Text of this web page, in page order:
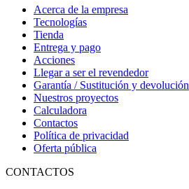
Acerca de la empresa
Tecnologías
Tienda
Entrega y pago
Acciones
Llegar a ser el revendedor
Garantía / Sustitución y devolución
Nuestros proyectos
Calculadora
Contactos
Política de privacidad
Oferta pública
CONTACTOS